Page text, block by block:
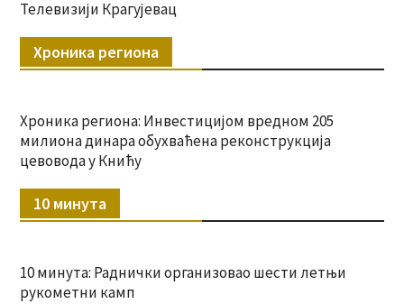
Телевизији Крагујевац
Хроника региона
Хроника региона: Инвестицијом вредном 205
милиона динара обухваћена реконструкција
цевовода у Книћу
10 минута
10 минута: Раднички организовао шести летњи
рукометни камп